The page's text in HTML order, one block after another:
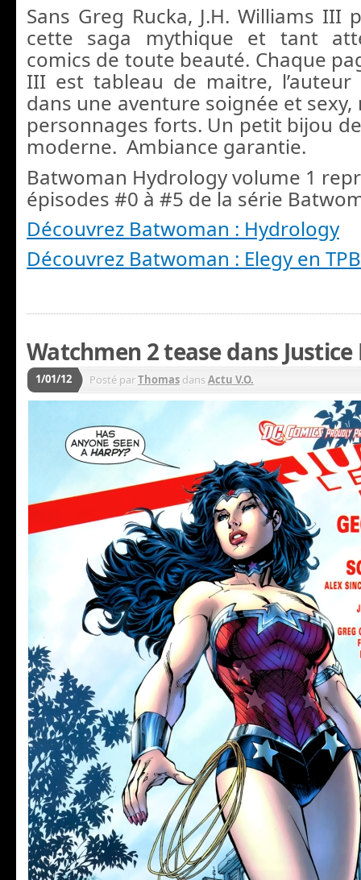
Sans Greg Rucka, J.H. Williams III
cette saga mythique et tant
comics de toute beauté. Chaque
III est tableau de maitre,
dans une aventure soignée et
personnages forts. Un petit bijou
moderne. Ambiance garantie.
Batwoman Hydrology volume 1
épisodes #0 à #5 de la série
Découvrez Batwoman : Hydrology
Découvrez Batwoman : Elegy en TPB
Watchmen 2 tease dans Justice
1/01/12 Posté parThomas dansActu V.O.